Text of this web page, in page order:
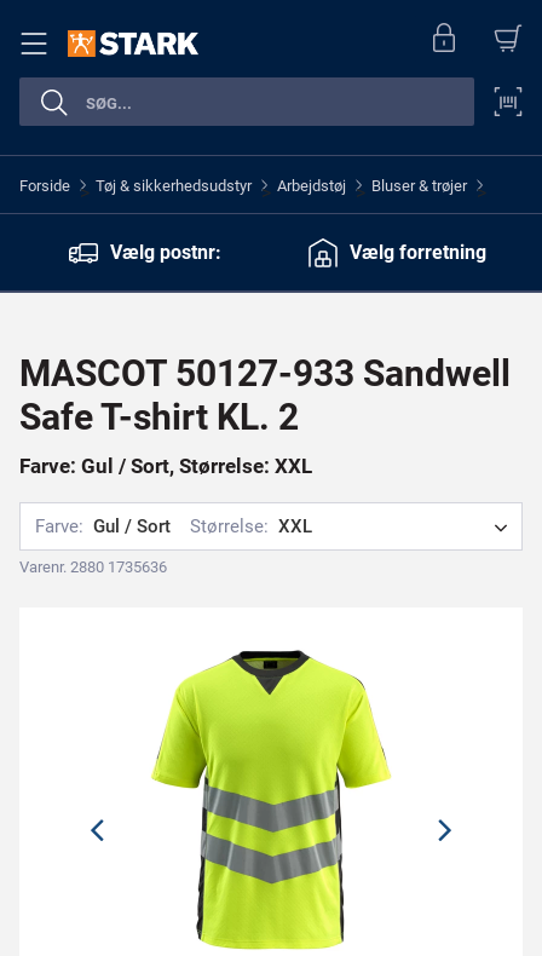
Forside > Tøj & sikkerhedsudstyr > Arbejdstøj > Bluser & trøjer >
Vælg postnr: Vælg forretning
MASCOT 50127-933 Sandwell
Safe T-shirt KL. 2
Farve: Gul / Sort, Størrelse: XXL
Farve: Gul / Sort Størrelse: XXL
Varenr. 2880 1735636